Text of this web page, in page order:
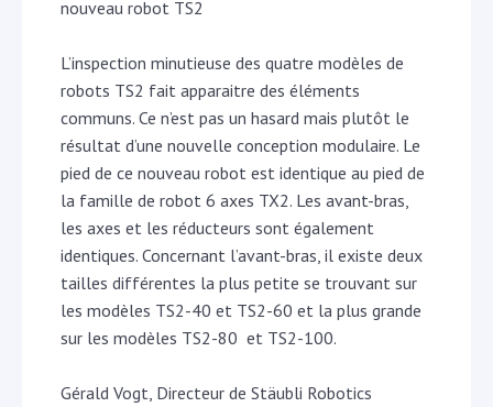
nouveau robot TS2
L’inspection minutieuse des quatre modèles de
robots TS2 fait apparaitre des éléments
communs. Ce n’est pas un hasard mais plutôt le
résultat d’une nouvelle conception modulaire. Le
pied de ce nouveau robot est identique au pied de
la famille de robot 6 axes TX2. Les avant-bras,
les axes et les réducteurs sont également
identiques. Concernant l’avant-bras, il existe deux
tailles différentes la plus petite se trouvant sur
les modèles TS2-40 et TS2-60 et la plus grande
sur les modèles TS2-80 et TS2-100.
Gérald Vogt, Directeur de Stäubli Robotics